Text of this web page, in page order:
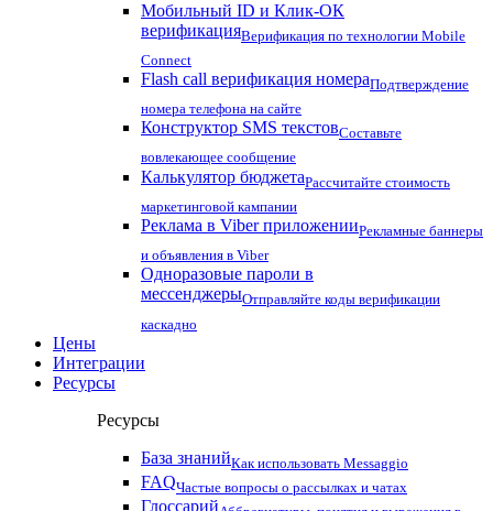
Мобильный ID и Клик-ОК
верификацияВерификация по технологии Mobile
Connect
Flash call верификация номераПодтверждение
номера телефона на сайте
Конструктор SMS текстовСоставьте
вовлекающее сообщение
Калькулятор бюджетаРассчитайте стоимость
маркетинговой кампании
Реклама в Viber приложенииРекламные баннеры
и объявления в Viber
Одноразовые пароли в
мессенджерыОтправляйте коды верификации
каскадно
Цены
Интеграции
Ресурсы
Ресурсы
База знанийКак использовать Messaggio
FAQЧастые вопросы о рассылках и чатах
Глоссарий